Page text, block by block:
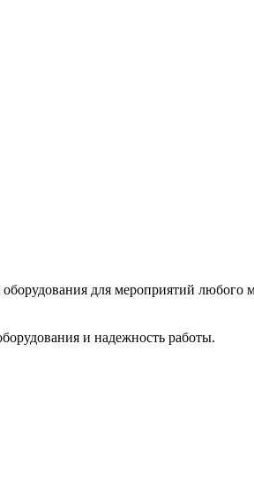
для мероприятий любого
и надежность работы.